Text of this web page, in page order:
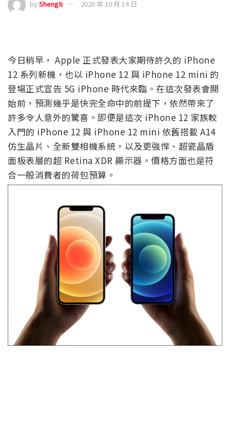
byShengti 2020 年 10 月 14 日
今日稍早， Apple 正式發表大家期待許久的 iPhone
12 系列新機，也以 iPhone 12 與 iPhone 12 mini 的
登場正式宣告 5G iPhone 時代來臨。在這次發表會開
始前，預測幾乎是快完全命中的前提下，依然帶來了
許多令人意外的驚喜。即便是這次 iPhone 12 家族較
入門的 iPhone 12 與 iPhone 12 mini 依舊搭載 A14
仿生晶片、全新雙相機系統，以及更強悍、超瓷晶盾
面板表層的超 Retina XDR 顯示器。價格方面也是符
合一般消費者的荷包預算。